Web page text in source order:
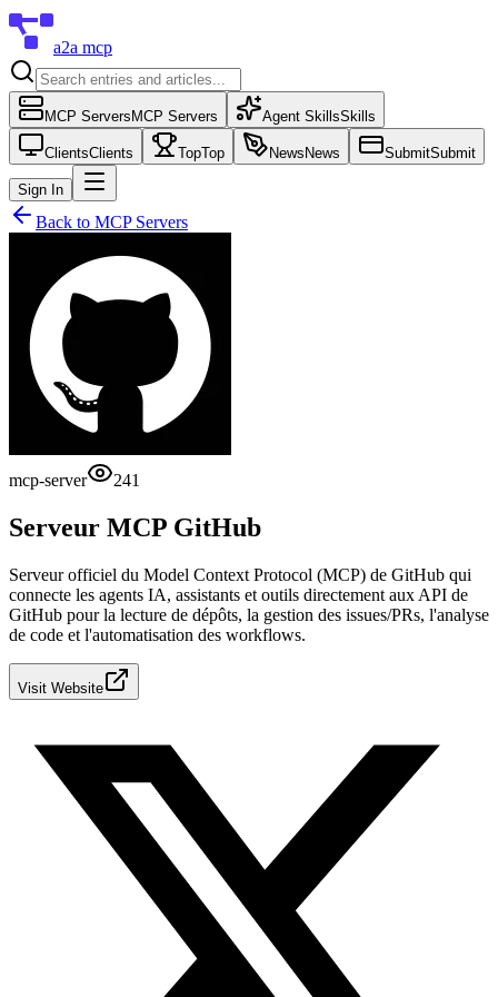
a2a mcp
MCP Servers MCP Servers Agent SkillsSkills
ClientsClients TopTop News News SubmitSubmit
Sign In
Back to MCP Servers
mcp-server 241
Serveur MCP GitHub
Serveur officiel du Model Context Protocol (MCP) de GitHub qui
connecte les agents IA, assistants et outils directement aux API de
GitHub pour la lecture de dépôts, la gestion des issues/PRs, l'analyse
de code et l'automatisation des workflows.
Visit Website